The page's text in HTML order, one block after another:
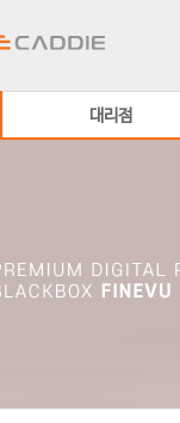
대리점